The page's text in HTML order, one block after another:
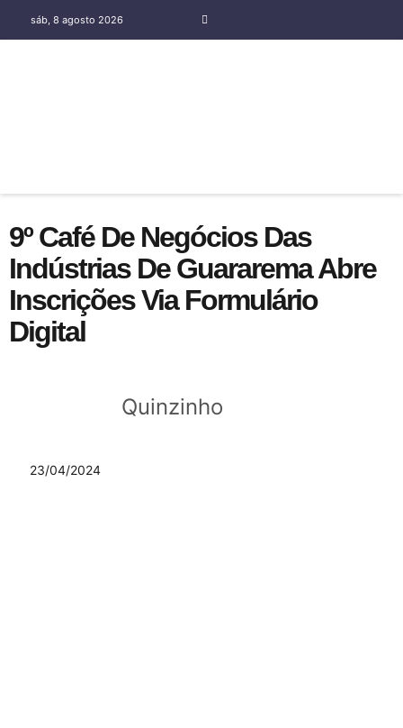
sáb, 8 agosto 2026
9º Café De Negócios Das
Indústrias De Guararema Abre
Inscrições Via Formulário
Digital
Quinzinho
23/04/2024